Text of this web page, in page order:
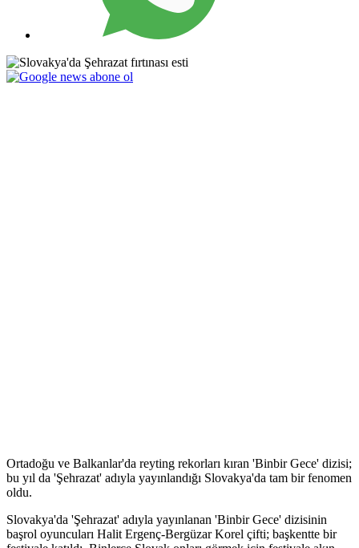
Ortadoğu ve Balkanlar'da reyting rekorları kıran 'Binbir Gece' dizisi;
bu yıl da 'Şehrazat' adıyla yayınlandığı Slovakya'da tam bir fenomen
oldu.
Slovakya'da 'Şehrazat' adıyla yayınlanan 'Binbir Gece' dizisinin
başrol oyuncuları Halit Ergenç-Bergüzar Korel çifti; başkentte bir